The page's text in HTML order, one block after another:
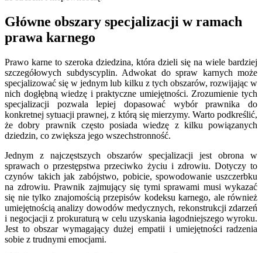
Główne obszary specjalizacji w ramach
prawa karnego
Prawo karne to szeroka dziedzina, która dzieli się na wiele bardziej
szczegółowych subdyscyplin. Adwokat do spraw karnych może
specjalizować się w jednym lub kilku z tych obszarów, rozwijając w
nich dogłębną wiedzę i praktyczne umiejętności. Zrozumienie tych
specjalizacji pozwala lepiej dopasować wybór prawnika do
konkretnej sytuacji prawnej, z którą się mierzymy. Warto podkreślić,
że dobry prawnik często posiada wiedzę z kilku powiązanych
dziedzin, co zwiększa jego wszechstronność.
Jednym z najczęstszych obszarów specjalizacji jest obrona w
sprawach o przestępstwa przeciwko życiu i zdrowiu. Dotyczy to
czynów takich jak zabójstwo, pobicie, spowodowanie uszczerbku
na zdrowiu. Prawnik zajmujący się tymi sprawami musi wykazać
się nie tylko znajomością przepisów kodeksu karnego, ale również
umiejętnością analizy dowodów medycznych, rekonstrukcji zdarzeń
i negocjacji z prokuraturą w celu uzyskania łagodniejszego wyroku.
Jest to obszar wymagający dużej empatii i umiejętności radzenia
sobie z trudnymi emocjami.